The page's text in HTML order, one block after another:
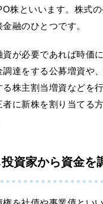
株といいます。株式
融のひとつです。
が必要であれば時価
達をする公募増資や
株主割当増資などを
に新株を割り当てる
資家から資金を